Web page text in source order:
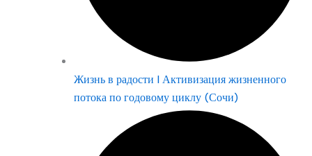
Жизнь в радости | Активизация жизненного
потока по годовому циклу (Сочи)